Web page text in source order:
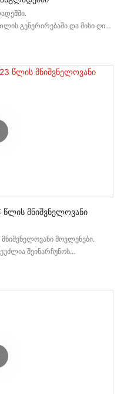
გენერირებაში და მისი ღია
Წლის Მნიშვნელოვანი
მოვლენები.
შეინარჩუნოს
ზემოქმედების შემდეგაც კი.